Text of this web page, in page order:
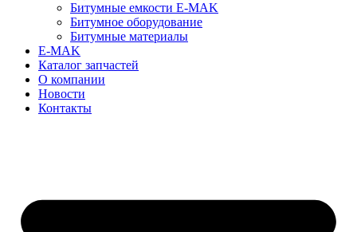
Битумные емкости E-MAK
Битумное оборудование
Битумные материалы
E-MAK
Каталог запчастей
О компании
Новости
Контакты